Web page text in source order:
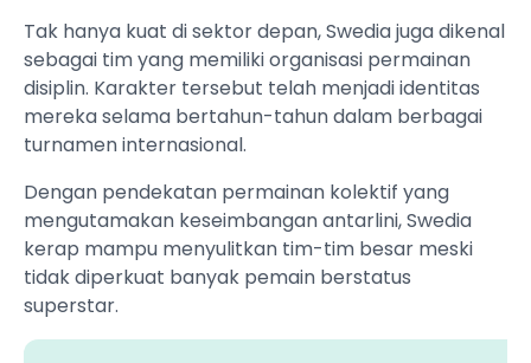
Tak hanya kuat di sektor depan, Swedia juga dikenal
sebagai tim yang memiliki organisasi permainan
disiplin. Karakter tersebut telah menjadi identitas
mereka selama bertahun-tahun dalam berbagai
turnamen internasional.
Dengan pendekatan permainan kolektif yang
mengutamakan keseimbangan antarlini, Swedia
kerap mampu menyulitkan tim-tim besar meski
tidak diperkuat banyak pemain berstatus
superstar.